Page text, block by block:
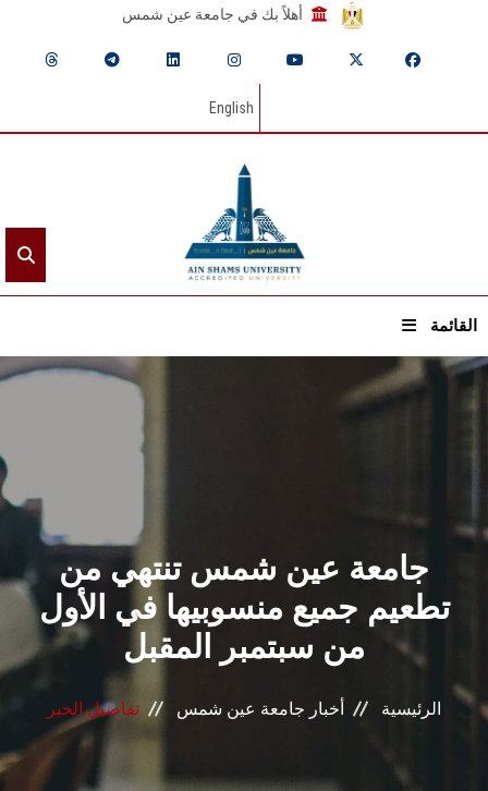
أهلاً بك في جامعة عين شمس
English
القائمة
الرئيسيـة
القطاعـات
الشئون الأكاديمية
البحث العلمي
المراكز والوحدات
جامعة عين شمس تنتهي من
تطعيم جميع منسوبيها في الأول
من سبتمبر المقبل
الرئيسية أخبار جامعة عين شمس تفاصيل الخبر